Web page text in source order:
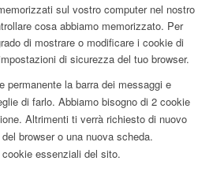
sul vostro computer nel nostro
cosa abbiamo memorizzato. Per
di mostrare o modificare i cookie di
di sicurezza del tuo browser.
permanente la barra dei messaggi e
di farlo. Abbiamo bisogno di 2 cookie
Altrimenti ti verrà richiesto di nuovo
browser o una nuova scheda.
essenziali del sito.